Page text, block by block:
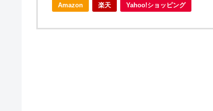
Amazon 楽天 Yahoo!ショッピング